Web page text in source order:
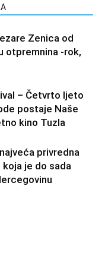
Zenica od
otpremnina -rok,
– Četvrto ljeto
postaje Naše
kino Tuzla
privredna
je do sada